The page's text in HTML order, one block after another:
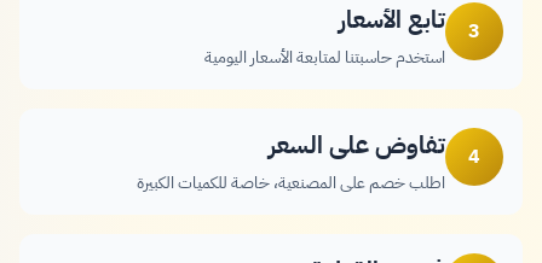
3 تابع الأسعار
استخدم حاسبتنا لمتابعة الأسعار اليومية
4 تفاوض على السعر
اطلب خصم على المصنعية، خاصة للكميات الكبيرة